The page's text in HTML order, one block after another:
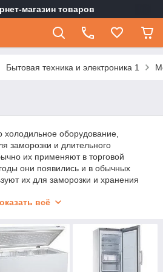
магазин товаров
Бытовая техника и электроника 1
оборудование,
заморозки и длительного
их применяют в торговой
они появились и в обычных
их для заморозки и хранения
устройства в сельской
ларь? Морозильные лари
и шкафа горизонтальным
достаточно много места, но
Классическая высота ларя –
всё